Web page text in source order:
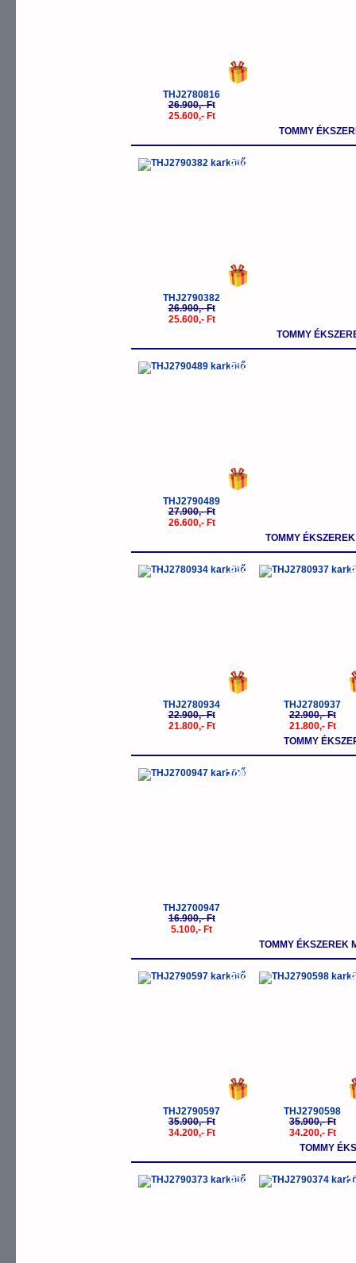
THJ2780816
26.900,- Ft
25.600,- Ft
TOMMY
-5%
THJ2790382
26.900,- Ft
25.600,- Ft
TOMMY
-5%
THJ2790489
27.900,- Ft
26.600,- Ft
TOMMY
-5%
THJ2780934
22.900,- Ft
21.800,- Ft
-
THJ2780937
22.900,- Ft
21.800,- Ft
TOMMY
-70%
THJ2700947
16.900,- Ft
5.100,- Ft
TOMMY ÉKSZEREK
-5%
THJ2790597
35.900,- Ft
34.200,- Ft
-
THJ2790598
35.900,- Ft
34.200,- Ft
TOMMY
-5% -